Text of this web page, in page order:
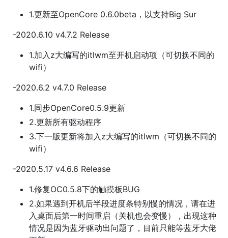
1.更新至OpenCore 0.6.0beta，以支持Big Sur
-2020.6.10 v4.7.2 Release
1.加入z大编写的itlwm至开机启动项（可切换不同的
wifi）
-2020.6.2 v4.7.0 Release
1.同步OpenCore0.5.9更新
2.更新所有驱动程序
3.下一版更新将加入z大编写的itlwm（可切换不同的
wifi）
-2020.5.17 v4.6.6 Release
1.修复OC0.5.8下的触摸板BUG
2.如果遇到开机后半段进度条特别慢的情况，请在进
入桌面后第一时间重启（关机也会变慢），出现这种
情况是因为蓝牙驱动出问题了，目前只能等蓝牙大佬